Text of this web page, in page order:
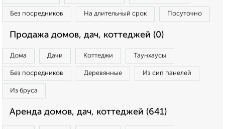
Без посредников На длительный срок Посуточно
Продажа домов, дач, коттеджей (0)
Дома Дачи Коттеджи Таунхаусы
Без посредников Деревянные Из сип панелей
Из бруса
Аренда домов, дач, коттеджей (641)